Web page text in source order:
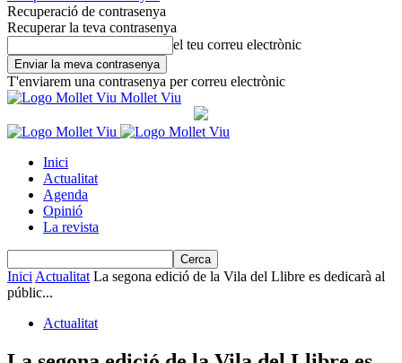
Recuperació de contrasenya
Recuperar la teva contrasenya
el teu correu electrònic
T'enviarem una contrasenya per correu electrònic
Mollet Viu
Inici
Actualitat
Agenda
Opinió
La revista
Inici Actualitat La segona edició de la Vila del Llibre es dedicarà al
públic...
Actualitat